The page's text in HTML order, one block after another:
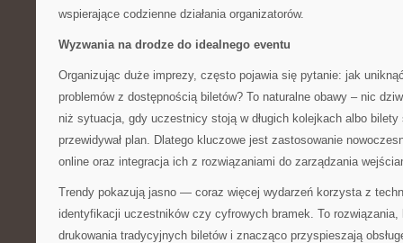
wspierające codzienne działania organizatorów.
Wyzwania na drodze do idealnego eventu
Organizując duże imprezy, często pojawia się pytanie: jak
problemów z dostępnością biletów? To naturalne obawy – nic
niż sytuacja, gdy uczestnicy stoją w długich kolejkach albo
przewidywał plan. Dlatego kluczowe jest zastosowanie
online oraz integracja ich z rozwiązaniami do zarządzania
Trendy pokazują jasno — coraz więcej wydarzeń korzysta z
identyfikacji uczestników czy cyfrowych bramek. To
drukowania tradycyjnych biletów i znacząco przyspieszają